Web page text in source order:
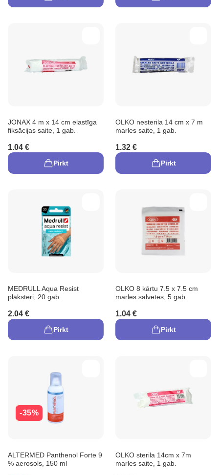
JONAX 4 m x 14 cm elastīga
fiksācijas saite, 1 gab.
1.04 €
Pirkt
OLKO nesterila 14 cm x 7 m
marles saite, 1 gab.
1.32 €
Pirkt
MEDRULL Aqua Resist
plāksteri, 20 gab.
2.04 €
Pirkt
OLKO 8 kārtu 7.5 x 7.5 cm
marles salvetes, 5 gab.
1.04 €
Pirkt
-35%
ALTERMED Panthenol Forte 9
% aerosols, 150 ml
OLKO sterila 14cm x 7m
marles saite, 1 gab.